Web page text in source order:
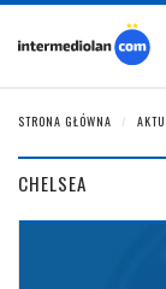
STRONA GŁÓWNA
CHELSEA